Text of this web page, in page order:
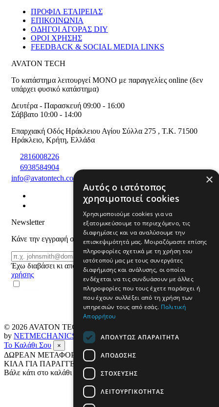
ΠΡΟΦΙΛ ΕΤΑΙΡΕΙΑΣ
ΕΠΙΚΟΙΝΩΝΙΑ
ΟΔΗΓΟΙ ΑΓΟΡΑΣ DIY
ΟΡΟΙ ΧΡΗΣΗΣ
FEEDBACK & SOCIAL MEDIA LINKS
AVATON TECH
Το κατάστημα λειτουργεί ΜΟΝΟ με παραγγελίες online (δεν
υπάρχει φυσικό κατάστημα)
Δευτέρα - Παρασκευή 09:00 - 16:00
Σάββατο 10:00 - 14:00
Επαρχιακή Οδός Ηράκλειου Αγίου Σύλλα 275 , T.K. 71500
Ηράκλειο, Κρήτη, Ελλάδα
2816008226
6938584904
info@avatontech.com
Newsletter
Κάνε την εγγραφή σου και μάθε για προϊόντα και προσφορές
Email
ΕΓΓΡΑΦΗ
Έχω διαβάσει κι αποδέχομαι τους
όρους
χρήσης
© 2026 AVATON TECH
by NETMECHANICS
Το Καλάθι Σου
×
ΔΩΡΕΑΝ ΜΕΤΑΦΟΡΙΚΑ ΣΕ ΟΛΗ ΤΗΝ ΕΛΛΑΔΑ ΕΩΣ 4
ΚΙΛΑ ΓΙΑ ΠΑΡΑΓΓΕΛΙΕΣ ΑΝΩ ΤΩΝ 69€
Βάλε κάτι στο καλάθι σου
×
Αυτός ο ιστότοπος
χρησιμοποιεί cookies
Χρησιμοποιούμε cookies για να
εξατομικεύσουμε το περιεχόμενο, τις
διαφημίσεις και να αναλύσουμε την
επισκεψιμότητά μας. Μοιραζόμαστε επίσης
πληροφορίες σχετικά με τη χρήση του
ιστότοπού μας με τους συνεργάτες
διαφήμισης και ανάλυσης, οι οποίοι
ενδέχεται να τις συνδυάσουν με άλλες
πληροφορίες που τους έχετε παράσχει ή
που έχουν συλλέξει από τη χρήση των
υπηρεσιών τους από εσάς. Πολιτική
Απορρήτου
ΑΠΟΛΎΤΩΣ ΑΠΑΡΑΊΤΗΤΑ
ΑΠΌΔΟΣΗΣ
ΣΤΌΧΕΥΣΗΣ
ΛΕΙΤΟΥΡΓΙΚΌΤΗΤΑΣ